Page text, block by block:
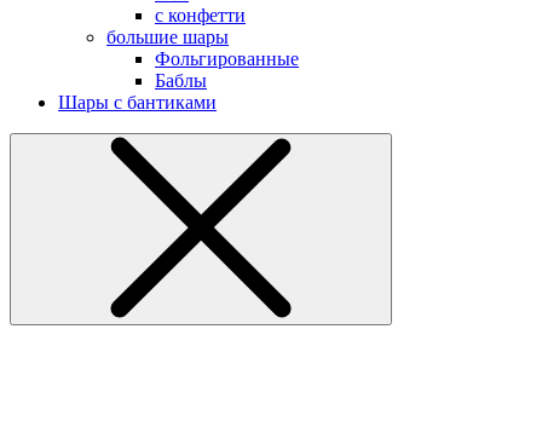
с конфетти
большие шары
Фольгированные
Баблы
Шары с бантиками